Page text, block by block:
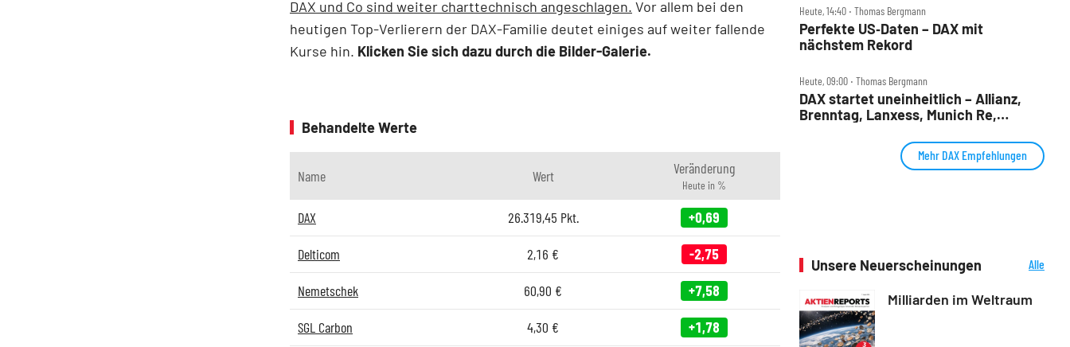
DAX und Co sind weiter charttechnisch angeschlagen. Vor allem bei den
heutigen Top-Verlierern der DAX-Familie deutet einiges auf weiter fallende
Kurse hin. Klicken Sie sich dazu durch die Bilder-Galerie.
Behandelte Werte
Name Wert Veränderung
Heute in %
DAX 26.319,45 Pkt. +0,69
Delticom 2,16 € -2,75
Nemetschek 60,90 € +7,58
SGL Carbon 4,30 € +1,78
Heute, 14:40 ‧ Thomas Bergmann
Perfekte US‑Daten – DAX mit
nächstem Rekord
Heute, 09:00 ‧ Thomas Bergmann
DAX startet uneinheitlich – Allianz,
Brenntag, Lanxess, Munich Re,
Mehr DAX Empfehlungen
Unsere Neuerscheinungen
Alle
Milliarden im Weltraum